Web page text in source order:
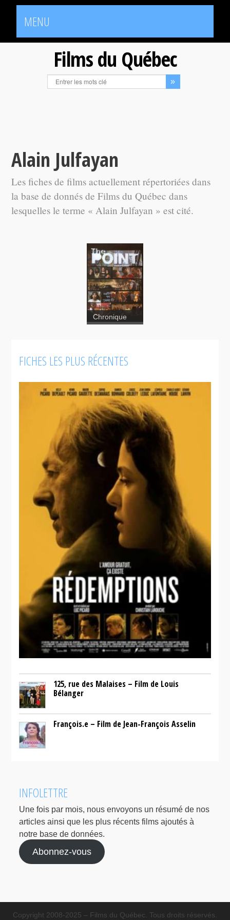
MENU
Films du Québec
Alain Julfayan
Les fiches de films actuellement répertoriées dans
la base de donnés de Films du Québec dans
lesquelles le terme « Alain Julfayan » est cité.
The Point
Welcome to
The Point :
Hang on for
a wild ride!
Chronique
FICHES LES PLUS RÉCENTES
125, rue des Malaises – Film de Louis
Bélanger
François.e – Film de Jean-François Asselin
INFOLETTRE
Une fois par mois, nous envoyons un résumé de nos
articles ainsi que les plus récents films ajoutés à
notre base de données.
Abonnez-vous
Copyright 2008-2025 – Films du Québec. Tous droits réservés.